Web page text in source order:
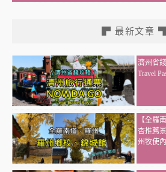
▛ 最新文章 ▜
濟州省
Travel
【全羅
杏推薦
州牧使